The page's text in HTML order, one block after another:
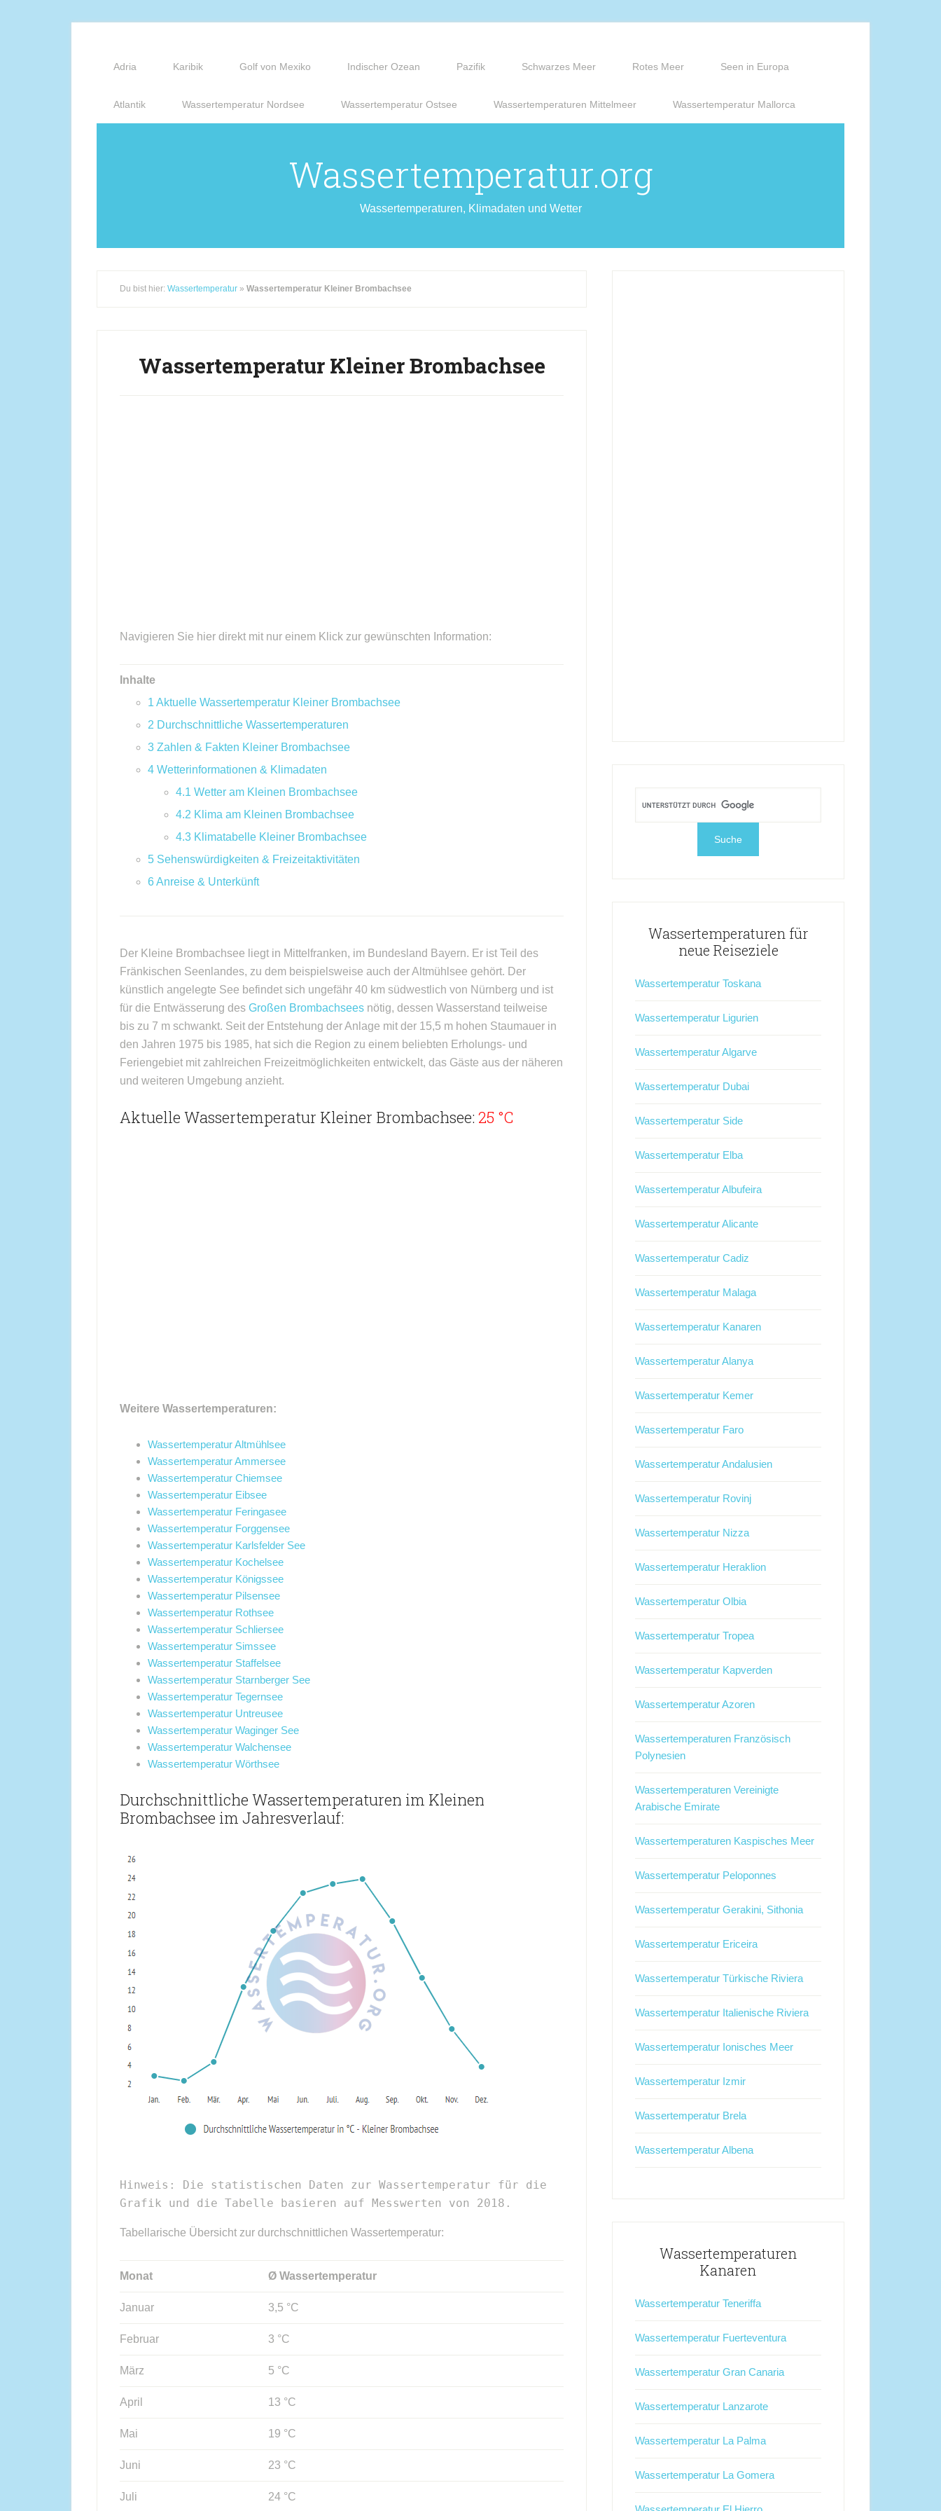
Adria Karibik Golf von Mexiko Indischer Ozean Pazifik Schwarzes Meer Rotes Meer Seen in Europa
Atlantik Wassertemperatur Nordsee Wassertemperatur Ostsee Wassertemperaturen Mittelmeer Wassertemperatur Mallorca
Wassertemperatur.org
Wassertemperaturen, Klimadaten und Wetter
Du bist hier: Wassertemperatur » Wassertemperatur Kleiner Brombachsee
Wassertemperatur Kleiner Brombachsee
Navigieren Sie hier direkt mit nur einem Klick zur gewünschten Information:
Inhalte
1 Aktuelle Wassertemperatur Kleiner Brombachsee
2 Durchschnittliche Wassertemperaturen
3 Zahlen & Fakten Kleiner Brombachsee
4 Wetterinformationen & Klimadaten
4.1 Wetter am Kleinen Brombachsee
4.2 Klima am Kleinen Brombachsee
4.3 Klimatabelle Kleiner Brombachsee
5 Sehenswürdigkeiten & Freizeitaktivitäten
6Anreise & Unterkünft
Der Kleine Brombachsee liegt in Mittelfranken, im Bundesland Bayern. Er ist Teil des
Fränkischen Seenlandes, zu dem beispielsweise auch der Altmühlsee gehört. Der
künstlich angelegte See befindet sich ungefähr 40 km südwestlich von Nürnberg und ist
für die Entwässerung des Großen Brombachsees nötig, dessen Wasserstand teilweise
bis zu 7 m schwankt. Seit der Entstehung der Anlage mit der 15,5 m hohen Staumauer in
den Jahren 1975 bis 1985, hat sich die Region zu einem beliebten Erholungs- und
Feriengebiet mit zahlreichen Freizeitmöglichkeiten entwickelt, das Gäste aus der näheren
und weiteren Umgebung anzieht.
Aktuelle Wassertemperatur Kleiner Brombachsee: 25 °C
Weitere Wassertemperaturen:
Wassertemperatur Altmühlsee
Wassertemperatur Ammersee
Wassertemperatur Chiemsee
Wassertemperatur Eibsee
Wassertemperatur Feringasee
Wassertemperatur Forggensee
Wassertemperatur Karlsfelder See
Wassertemperatur Kochelsee
Wassertemperatur Königssee
Wassertemperatur Pilsensee
Wassertemperatur Rothsee
Wassertemperatur Schliersee
Wassertemperatur Simssee
Wassertemperatur Staffelsee
Wassertemperatur Starnberger See
Wassertemperatur Tegernsee
Wassertemperatur Untreusee
Wassertemperatur Waginger See
Wassertemperatur Walchensee
Wassertemperatur Wörthsee
Durchschnittliche Wassertemperaturen im Kleinen
Brombachsee im Jahresverlauf:
Hinweis: Die statistischen Daten zur Wassertemperatur für die
Grafik und die Tabelle basieren auf Messwerten von 2018.
Tabellarische Übersicht zur durchschnittlichen Wassertemperatur:
Monat Ø Wassertemperatur
Januar 3,5 °C
Februar 3 °C
März 5 °C
April 13 °C
Mai 19 °C
Juni 23 °C
Juli 24 °C
Wassertemperaturen für
neue Reiseziele
Wassertemperatur Toskana
Wassertemperatur Ligurien
Wassertemperatur Algarve
Wassertemperatur Dubai
Wassertemperatur Side
Wassertemperatur Elba
Wassertemperatur Albufeira
Wassertemperatur Alicante
Wassertemperatur Cadiz
Wassertemperatur Malaga
Wassertemperatur Kanaren
Wassertemperatur Alanya
Wassertemperatur Kemer
Wassertemperatur Faro
Wassertemperatur Andalusien
Wassertemperatur Rovinj
Wassertemperatur Nizza
Wassertemperatur Heraklion
Wassertemperatur Olbia
Wassertemperatur Tropea
Wassertemperatur Kapverden
Wassertemperatur Azoren
Wassertemperaturen Französisch
Polynesien
Wassertemperaturen Vereinigte
Arabische Emirate
Wassertemperaturen Kaspisches Meer
Wassertemperatur Peloponnes
Wassertemperatur Gerakini, Sithonia
Wassertemperatur Ericeira
Wassertemperatur Türkische Riviera
Wassertemperatur Italienische Riviera
Wassertemperatur Ionisches Meer
Wassertemperatur Izmir
Wassertemperatur Brela
Wassertemperatur Albena
Wassertemperaturen
Kanaren
Wassertemperatur Teneriffa
Wassertemperatur Fuerteventura
Wassertemperatur Gran Canaria
Wassertemperatur Lanzarote
Wassertemperatur La Palma
Wassertemperatur La Gomera